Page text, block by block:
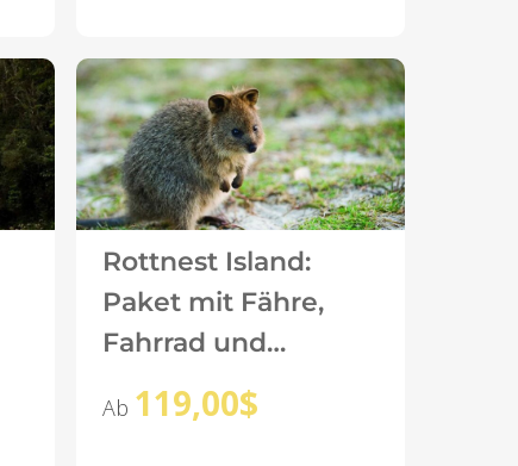
Rottnest Island:
Paket mit Fähre,
Fahrrad und
Schnorchelverleih
Ab 119,00$